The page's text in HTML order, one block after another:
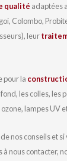
qualité adaptées
Colombo,
leur
pour la
les colles, les
lampes UV
nos conseils et
à nous contacter,